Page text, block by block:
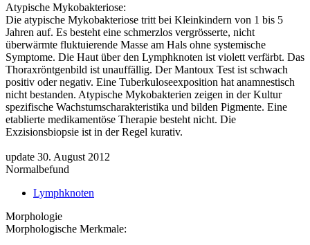
Atypische Mykobakteriose:
Die atypische Mykobakteriose tritt bei Kleinkindern von 1 bis 5
Jahren auf. Es besteht eine schmerzlos vergrösserte, nicht
überwärmte fluktuierende Masse am Hals ohne systemische
Symptome. Die Haut über den Lymphknoten ist violett verfärbt. Das
Thoraxröntgenbild ist unauffällig. Der Mantoux Test ist schwach
positiv oder negativ. Eine Tuberkuloseexposition hat anamnestisch
nicht bestanden. Atypische Mykobakterien zeigen in der Kultur
spezifische Wachstumscharakteristika und bilden Pigmente. Eine
etablierte medikamentöse Therapie besteht nicht. Die
Exzisionsbiopsie ist in der Regel kurativ.
update 30. August 2012
Normalbefund
Lymphknoten
Morphologie
Morphologische Merkmale: